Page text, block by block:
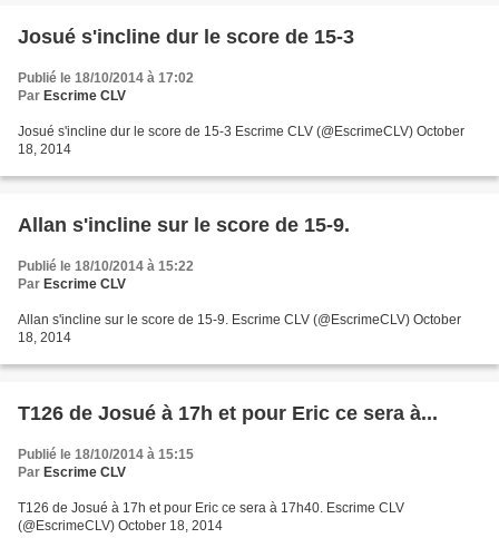
Josué s'incline dur le score de 15-3
Publié le 18/10/2014 à 17:02
Par Escrime CLV
Josué s'incline dur le score de 15-3 Escrime CLV (@EscrimeCLV) October
18, 2014
Allan s'incline sur le score de 15-9.
Publié le 18/10/2014 à 15:22
Par Escrime CLV
Allan s'incline sur le score de 15-9. Escrime CLV (@EscrimeCLV) October
18, 2014
T126 de Josué à 17h et pour Eric ce sera à...
Publié le 18/10/2014 à 15:15
Par Escrime CLV
T126 de Josué à 17h et pour Eric ce sera à 17h40. Escrime CLV
(@EscrimeCLV) October 18, 2014